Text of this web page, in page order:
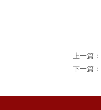
上一篇：
下一篇：